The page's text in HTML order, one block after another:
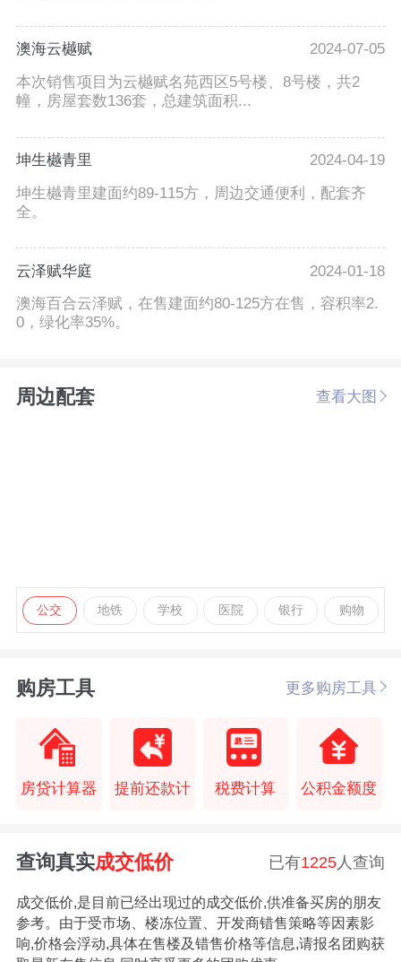
澳海云樾赋
2024-07-05
本次销售项目为云樾赋名苑西区5号楼、8号楼，共2
幢，房屋套数136套，总建筑面积...
坤生樾青里
2024-04-19
坤生樾青里建面约89-115方，周边交通便利，配套齐
全。
云泽赋华庭
2024-01-18
澳海百合云泽赋，在售建面约80-125方在售，容积率2.
0，绿化率35%。
周边配套 查看大图
公交 地铁 学校 医院 银行 购物
购房工具 更多购房工具
房贷计算器 提前还款计 税费计算 公积金额度
查询真实成交低价 已有1225人查询
成交低价,是目前已经出现过的成交低价,供准备买房的朋友
参考。由于受市场、楼冻位置、开发商错售策略等因素影
响,价格会浮动,具体在售楼及错售价格等信息,请报名团购获